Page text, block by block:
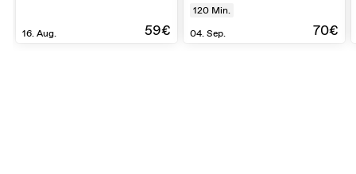
16. Aug. 59€
120 Min.
04. Sep.
70€